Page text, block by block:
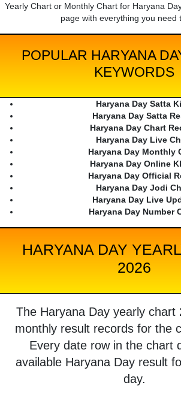
Yearly Chart or Monthly Chart for Haryana
page with everything you need
POPULAR HARYANA
KEYWORDS
Haryana Day Satta
Haryana Day Satta
Haryana Day Chart
Haryana Day Live
Haryana Day Monthly
Haryana Day Online
Haryana Day Official
Haryana Day Jodi
Haryana Day Live
Haryana Day Number
HARYANA DAY
2026
The Haryana Day yearly chart
monthly result records for the
Every date row in the chart
available Haryana Day result
day.